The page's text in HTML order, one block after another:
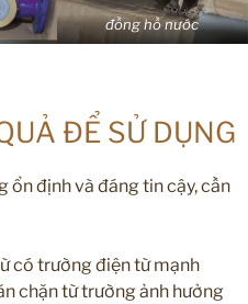
đồng hồ nước
ĐỂ SỬ DỤNG
ổn định và đáng tin cậy, cần
có trường điện từ mạnh
chặn từ trường ảnh hưởng